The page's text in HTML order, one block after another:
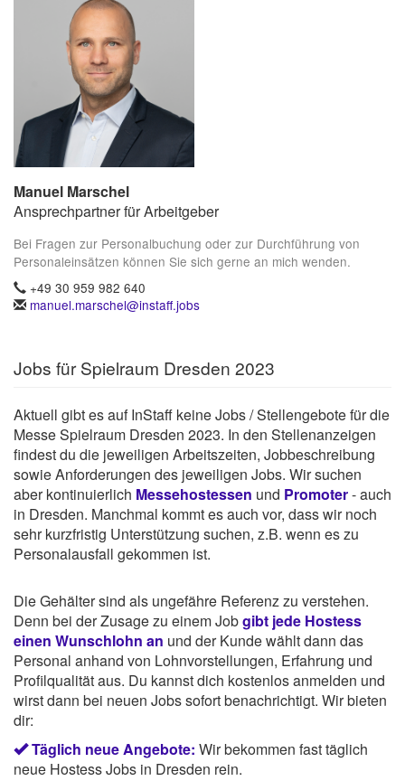
Manuel Marschel
Ansprechpartner für Arbeitgeber
Bei Fragen zur Personalbuchung oder zur Durchführung von
Personaleinsätzen können Sie sich gerne an mich wenden.
+49 30 959 982 640
manuel.marschel@instaff.jobs
Jobs für Spielraum Dresden 2023
Aktuell gibt es auf InStaff keine Jobs / Stellengebote für die
Messe Spielraum Dresden 2023. In den Stellenanzeigen
findest du die jeweiligen Arbeitszeiten, Jobbeschreibung
sowie Anforderungen des jeweiligen Jobs. Wir suchen
aber kontinuierlich Messehostessen und Promoter- auch
in Dresden. Manchmal kommt es auch vor, dass wir noch
sehr kurzfristig Unterstützung suchen, z.B. wenn es zu
Personalausfall gekommen ist.
Die Gehälter sind als ungefähre Referenz zu verstehen.
Denn bei der Zusage zu einem Jobgibt jede Hostess
einen Wunschlohn an und der Kunde wählt dann das
Personal anhand von Lohnvorstellungen, Erfahrung und
Profilqualität aus. Du kannst dich kostenlos anmelden und
wirst dann bei neuen Jobs sofort benachrichtigt. Wir bieten
dir:
Täglich neue Angebote: Wir bekommen fast täglich
neue Hostess Jobs in Dresden rein.